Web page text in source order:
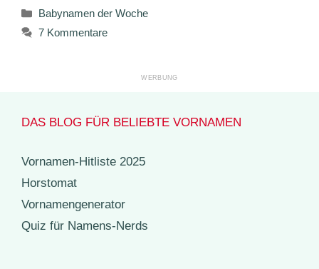
Kategorien
Babynamen der Woche
7 Kommentare
DAS BLOG FÜR BELIEBTE VORNAMEN
Vornamen-Hitliste 2025
Horstomat
Vornamengenerator
Quiz für Namens-Nerds